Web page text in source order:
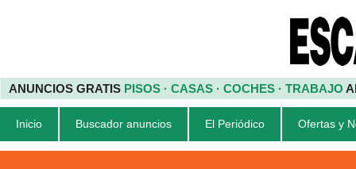
ANUNCIOS GRATIS PISOS · CASAS · COCHES · TRABAJO
Inicio Buscador anuncios El Periódico Ofertas y